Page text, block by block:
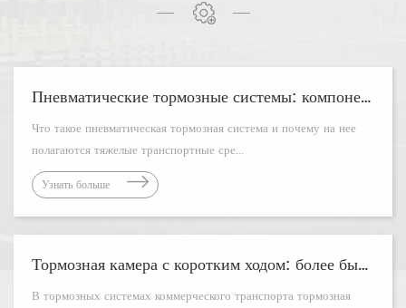
Пневматические тормозные системы: компоненты, принцип работы и руководство по техническому обслуживанию
Что такое пневматическая тормозная система и почему на нее
полагаются тяжелые транспортные сре...
Узнать больше
Тормозная камера с коротким ходом: более быстрая остановка и меньшее обслуживание
В тормозных системах коммерческого транспорта тормозная